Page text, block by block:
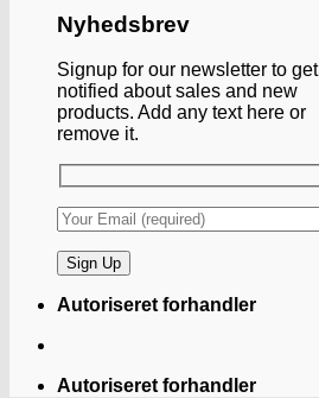
Nyhedsbrev
Signup for our newsletter to get
notified about sales and new
products. Add any text here or
remove it.
Autoriseret forhandler
Autoriseret forhandler